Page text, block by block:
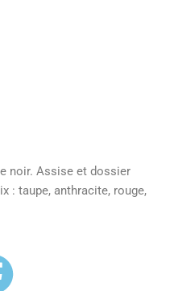
noir. Assise et dossier
: taupe, anthracite, rouge,